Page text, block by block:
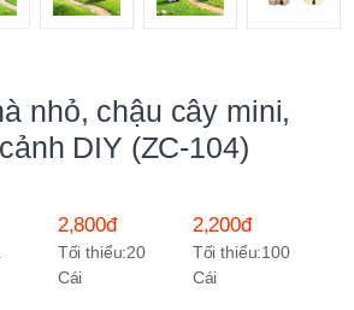
nhỏ, chậu cây mini,
DIY (ZC-104)
2,800đ 2,200đ
Tối thiểu:20
Cái
Tối thiểu:100
Cái